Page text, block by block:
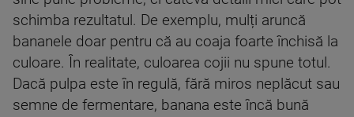
schimba rezultatul. De exemplu, mulți aruncă
bananele doar pentru că au coaja foarte închisă la
culoare. În realitate, culoarea cojii nu spune totul.
Dacă pulpa este în regulă, fără miros neplăcut sau
semne de fermentare, banana este încă bună